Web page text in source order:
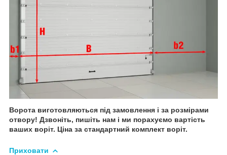
Ворота виготовляються під замовлення і за розмірами
отвору! Дзвоніть, пишіть нам і ми порахуємо вартість
ваших воріт. Ціна за стандартний комплект воріт.
Приховати